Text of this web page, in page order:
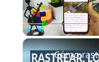
Unmute